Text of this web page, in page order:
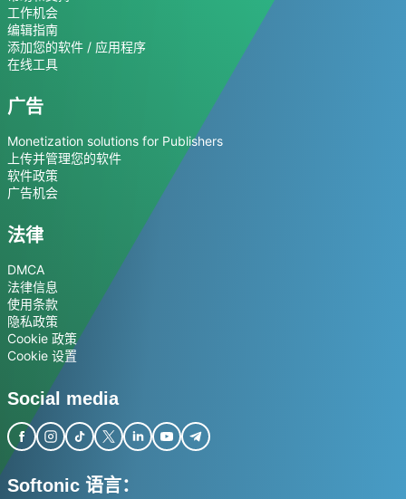
工作机会
编辑指南
添加您的软件 / 应用程序
在线工具
广告
Monetization solutions for Publishers
上传并管理您的软件
软件政策
广告机会
法律
DMCA
法律信息
使用条款
隐私政策
Cookie 政策
Cookie 设置
Social media
Softonic 语言：